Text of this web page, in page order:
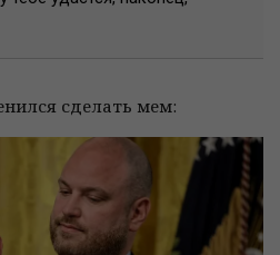
сделать мем: